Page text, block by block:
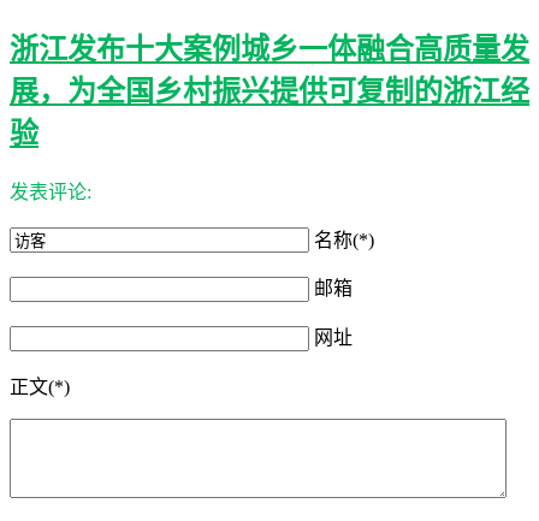
浙江发布十大案例城乡一体融合高质量发
展，为全国乡村振兴提供可复制的浙江经
验
发表评论:
名称(*)
邮箱
网址
正文(*)